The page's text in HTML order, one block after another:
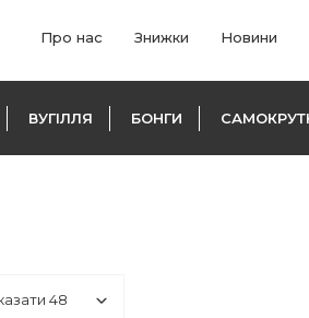
Про нас Знижки Новини
ВУГІЛЛЯ БОНГИ